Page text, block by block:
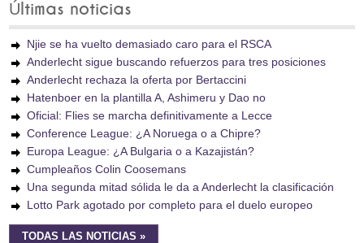
Últimas noticias
Njie se ha vuelto demasiado caro para el RSCA
Anderlecht sigue buscando refuerzos para tres posiciones
Anderlecht rechaza la oferta por Bertaccini
Hatenboer en la plantilla A, Ashimeru y Dao no
Oficial: Flies se marcha definitivamente a Lecce
Conference League: ¿A Noruega o a Chipre?
Europa League: ¿A Bulgaria o a Kazajistán?
Cumpleaños Colin Coosemans
Una segunda mitad sólida le da a Anderlecht la clasificación
Lotto Park agotado por completo para el duelo europeo
TODAS LAS NOTICIAS »